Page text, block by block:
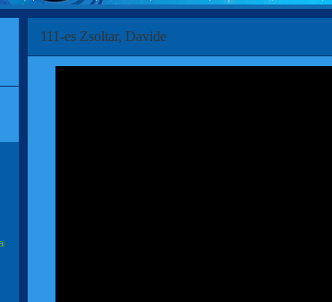
111-es Zsoltar, Davide